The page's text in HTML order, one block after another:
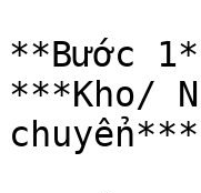
**Bước
***Kho/
chuyển***